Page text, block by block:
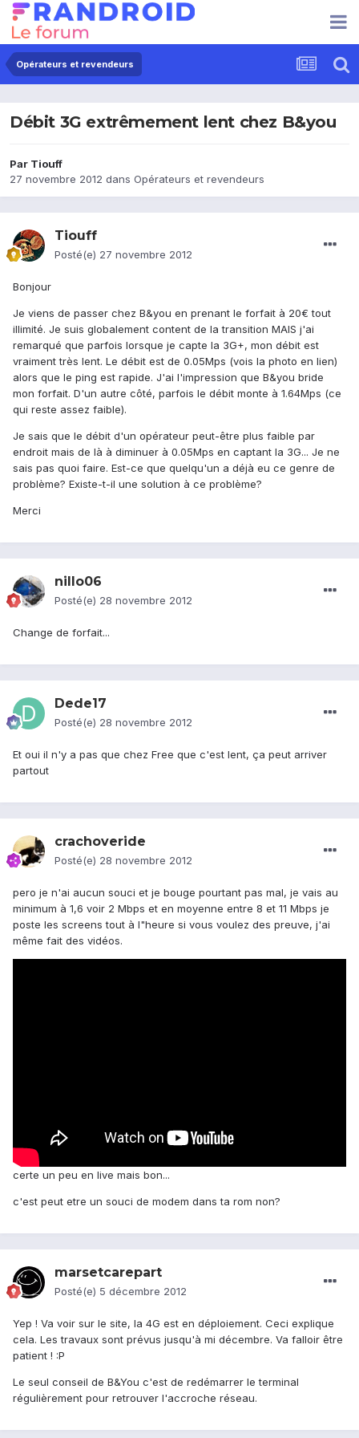
Opérateurs et revendeurs
Débit 3G extrêmement lent chez B&you
Par Tiouff
27 novembre 2012 dans Opérateurs et revendeurs
Tiouff
Posté(e) 27 novembre 2012
Bonjour
Je viens de passer chez B&you en prenant le forfait à 20€ tout
illimité. Je suis globalement content de la transition MAIS j'ai
remarqué que parfois lorsque je capte la 3G+, mon débit est
vraiment très lent. Le débit est de 0.05Mps (vois la photo en lien)
alors que le ping est rapide. J'ai l'impression que B&you bride
mon forfait. D'un autre côté, parfois le débit monte à 1.64Mps (ce
qui reste assez faible).
Je sais que le débit d'un opérateur peut-être plus faible par
endroit mais de là à diminuer à 0.05Mps en captant la 3G... Je ne
sais pas quoi faire. Est-ce que quelqu'un a déjà eu ce genre de
problème? Existe-t-il une solution à ce problème?
Merci
nillo06
Posté(e) 28 novembre 2012
Change de forfait...
Dede17
Posté(e) 28 novembre 2012
Et oui il n'y a pas que chez Free que c'est lent, ça peut arriver
partout
crachoveride
Posté(e) 28 novembre 2012
pero je n'ai aucun souci et je bouge pourtant pas mal, je vais au
minimum à 1,6 voir 2 Mbps et en moyenne entre 8 et 11 Mbps je
poste les screens tout à l"heure si vous voulez des preuve, j'ai
même fait des vidéos.
certe un peu en live mais bon...
c'est peut etre un souci de modem dans ta rom non?
marsetcarepart
Posté(e) 5 décembre 2012
Yep ! Va voir sur le site, la 4G est en déploiement. Ceci explique
cela. Les travaux sont prévus jusqu'à mi décembre. Va falloir être
patient ! :P
Le seul conseil de B&You c'est de redémarrer le terminal
régulièrement pour retrouver l'accroche réseau.